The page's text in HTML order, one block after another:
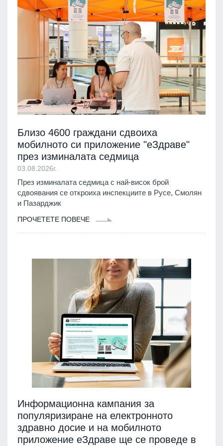
Близо 4600 граждани сдвоиха
мобилното си приложение "еЗдраве"
през изминалата седмица
03.08.2026г.
През изминалата седмица с най-висок брой
сдвоявания се откроиха инспекциите в Русе, Смолян
и Пазарджик
ПРОЧЕТЕТЕ ПОВЕЧЕ
Информационна кампания за
популяризиране на електронното
здравно досие и на мобилното
приложение еЗдраве ще се проведе в